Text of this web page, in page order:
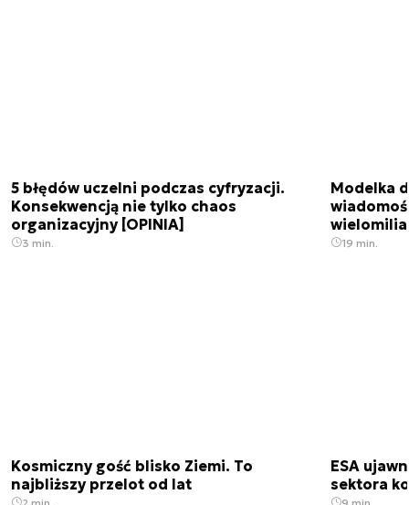
5 błędów uczelni podczas cyfryzacji.
Konsekwencją nie tylko chaos
organizacyjny [OPINIA]
3 min.
Modelka
19 min.
Kosmiczny gość blisko Ziemi. To
najbliższy przelot od lat
ESA
sektora